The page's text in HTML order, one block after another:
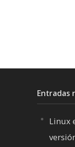
Entradas
Linux